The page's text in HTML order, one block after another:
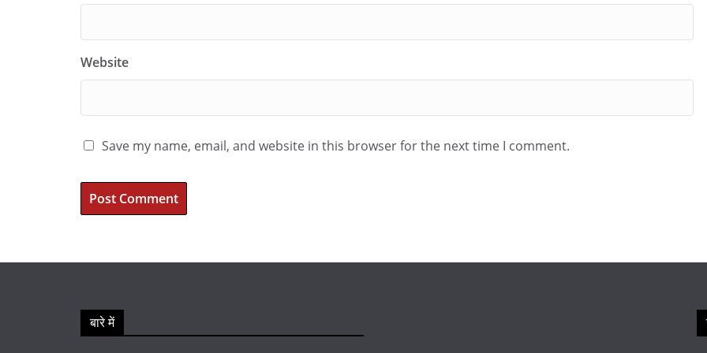
Website
Save my name, email, and website in this browser for the next time I comment.
बारे में